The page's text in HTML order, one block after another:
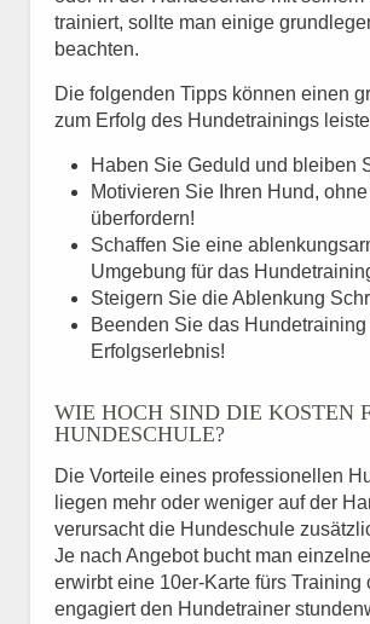
trainiert, sollte man einige
beachten.
Die folgenden Tipps können einen
zum Erfolg des Hundetrainings
Haben Sie Geduld und bleiben
Motivieren Sie Ihren Hund,
überfordern!
Schaffen Sie eine
Umgebung für das
Steigern Sie die Ablenkung
Beenden Sie das
Erfolgserlebnis!
WIE HOCH SIND DIE KOSTEN
HUNDESCHULE?
Die Vorteile eines professionellen
liegen mehr oder weniger auf der
verursacht die Hundeschule
Je nach Angebot bucht man
erwirbt eine 10er-Karte fürs Training
engagiert den Hundetrainer